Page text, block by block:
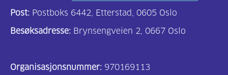
Post: Postboks 6442, Etterstad, 0605 Oslo
Besøksadresse: Brynsengveien 2, 0667 Oslo
Organisasjonsnummer: 970169113